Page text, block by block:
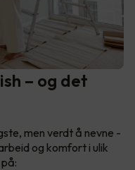
– og det
men verdt å nevne -
og komfort i ulik